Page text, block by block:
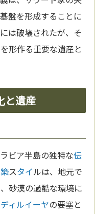
盤を形成することに
は破壊されたが、そ
を形作る重要な遺産と
と遺産
ビア半島の独特な伝
スタイルは、地元で
砂漠の過酷な環境に
ディルイーヤの要塞と